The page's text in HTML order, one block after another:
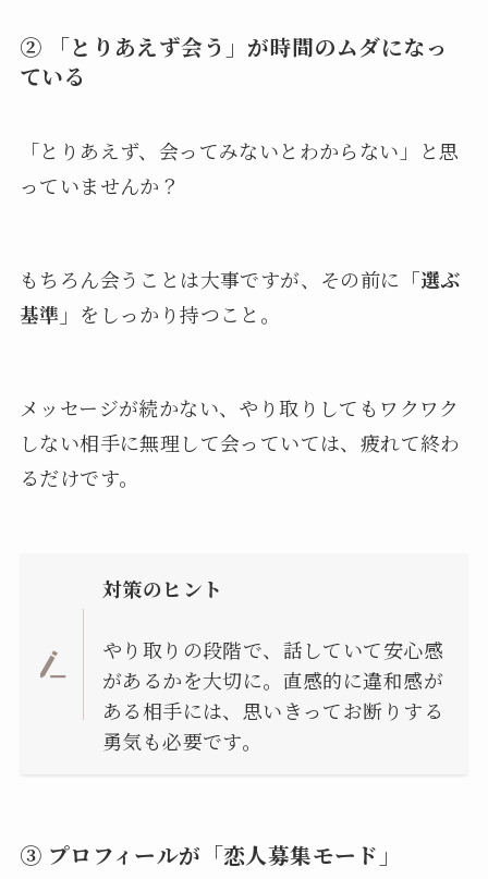
② 「とりあえず会う」が時間のムダになっ
ている
「とりあえず、会ってみないとわからない」と思
っていませんか？
もちろん会うことは大事ですが、その前に 「選ぶ
基準」 をしっかり持つこと。
メッセージが続かない、やり取りしてもワクワク
しない相手に無理して会っていては、疲れて終わ
るだけです。
対策のヒント
やり取りの段階で、話していて安心感
があるかを大切に。直感的に違和感が
ある相手には、思いきってお断りする
勇気も必要です。
③ プロフィールが「恋人募集モード」